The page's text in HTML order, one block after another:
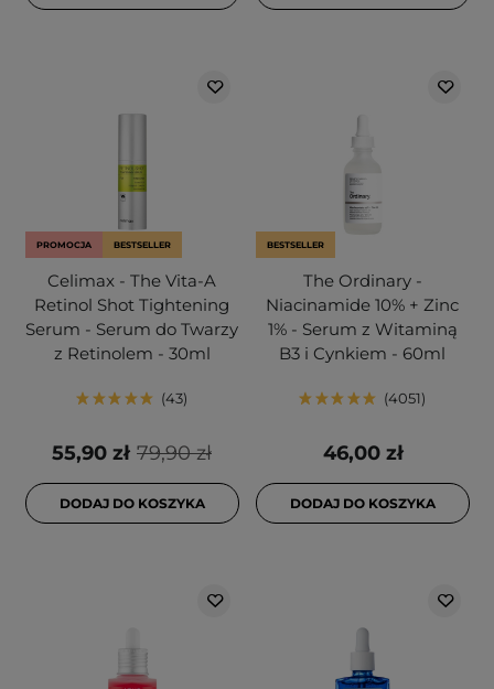
PROMOCJA BESTSELLER
Celimax - The Vita-A
Retinol Shot Tightening
Serum - Serum do Twarzy
z Retinolem - 30ml
43
79,90 zł
55,90 zł
DODAJ DO KOSZYKA
BESTSELLER
The Ordinary -
Niacinamide 10% + Zinc
1% - Serum z Witaminą
B3 i Cynkiem - 60ml
4051
46,00 zł
DODAJ DO KOSZYKA